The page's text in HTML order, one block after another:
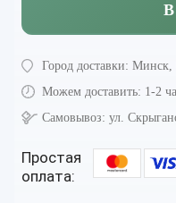
В
Город доставки: Минск,
Можем доставить: 1-2
Самовывоз: ул.
Простая
оплата: